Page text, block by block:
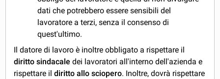
dati che potrebbero essere sensibili del
lavoratore a terzi, senza il consenso di
quest'ultimo.
Il datore di lavoro è inoltre obbligato a rispettare il
diritto sindacale dei lavoratori all'interno dell'azienda e
rispettare ildiritto allo sciopero. Inoltre, dovrà rispettare